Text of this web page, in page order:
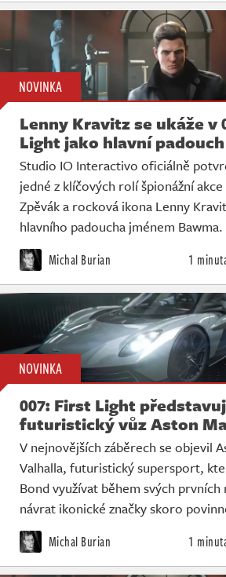
NOVINKA
Lenny Kravitz se ukáže v
Light jako hlavní padouch
Studio IO Interactivo oficiálně
jedné z klíčových rolí špionážní
Zpěvák a rocková ikona Lenny
hlavního padoucha jménem Bawma.
Michal Burian 1
NOVINKA
007: First Light
futuristický vůz Aston
V nejnovějších záběrech se objevil
Valhalla, futuristický supersport,
Bond využívat během svých
návrat ikonické značky skoro
Michal Burian 1